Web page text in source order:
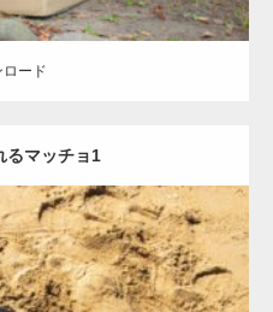
ロード
るマッチョ1